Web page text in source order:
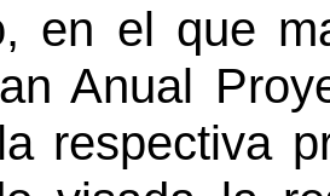
en el que
Anual
respectiva